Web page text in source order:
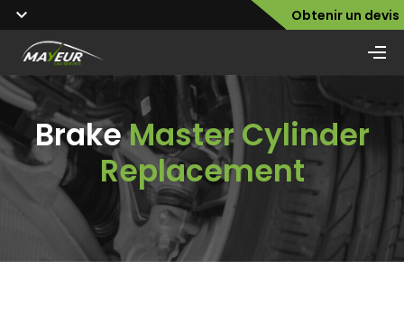
Obtenir un devis
BrakeMaster Cylinder
Replacement